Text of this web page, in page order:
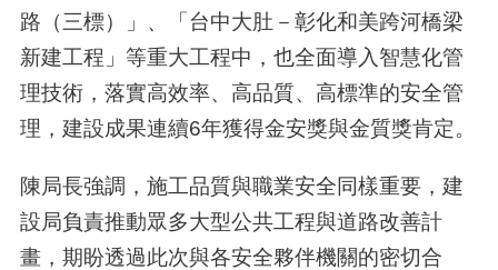
路（三標）」、「台中大肚－彰化和美跨河橋梁
新建工程」等重大工程中，也全面導入智慧化管
理技術，落實高效率、高品質、高標準的安全管
理，建設成果連續6年獲得金安獎與金質獎肯定。
陳局長強調，施工品質與職業安全同樣重要，建
設局負責推動眾多大型公共工程與道路改善計
畫，期盼透過此次與各安全夥伴機關的密切合